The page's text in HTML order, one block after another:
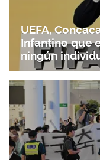
UEFA,
Infantino que
ningún